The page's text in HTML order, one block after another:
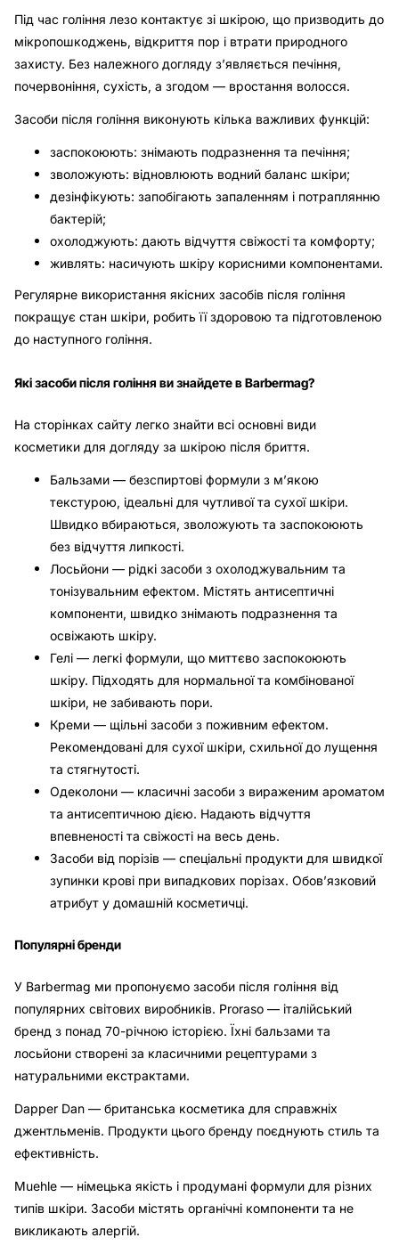
Під час гоління лезо контактує зі шкірою, що призводить до
мікропошкоджень, відкриття пор і втрати природного
захисту. Без належного догляду з’являється печіння,
почервоніння, сухість, а згодом — вростання волосся.
Засоби після гоління виконують кілька важливих функцій:
заспокоюють: знімають подразнення та печіння;
зволожують: відновлюють водний баланс шкіри;
дезінфікують: запобігають запаленням і потраплянню
бактерій;
охолоджують: дають відчуття свіжості та комфорту;
живлять: насичують шкіру корисними компонентами.
Регулярне використання якісних засобів після гоління
покращує стан шкіри, робить її здоровою та підготовленою
до наступного гоління.
Які засоби після гоління ви знайдете в Barbermag?
На сторінках сайту легко знайти всі основні види
косметики для догляду за шкірою після бриття.
Бальзами — безспиртові формули з м’якою
текстурою, ідеальні для чутливої та сухої шкіри.
Швидко вбираються, зволожують та заспокоюють
без відчуття липкості.
Лосьйони — рідкі засоби з охолоджувальним та
тонізувальним ефектом. Містять антисептичні
компоненти, швидко знімають подразнення та
освіжають шкіру.
Гелі — легкі формули, що миттєво заспокоюють
шкіру. Підходять для нормальної та комбінованої
шкіри, не забивають пори.
Креми — щільні засоби з поживним ефектом.
Рекомендовані для сухої шкіри, схильної до лущення
та стягнутості.
Одеколони — класичні засоби з вираженим ароматом
та антисептичною дією. Надають відчуття
впевненості та свіжості на весь день.
Засоби від порізів — спеціальні продукти для швидкої
зупинки крові при випадкових порізах. Обов’язковий
атрибут у домашній косметичці.
Популярні бренди
У Barbermag ми пропонуємо засоби після гоління від
популярних світових виробників. Proraso — італійський
бренд з понад 70-річною історією. Їхні бальзами та
лосьйони створені за класичними рецептурами з
натуральними екстрактами.
Dapper Dan — британська косметика для справжніх
джентльменів. Продукти цього бренду поєднують стиль та
ефективність.
Muehle — німецька якість і продумані формули для різних
типів шкіри. Засоби містять органічні компоненти та не
викликають алергій.